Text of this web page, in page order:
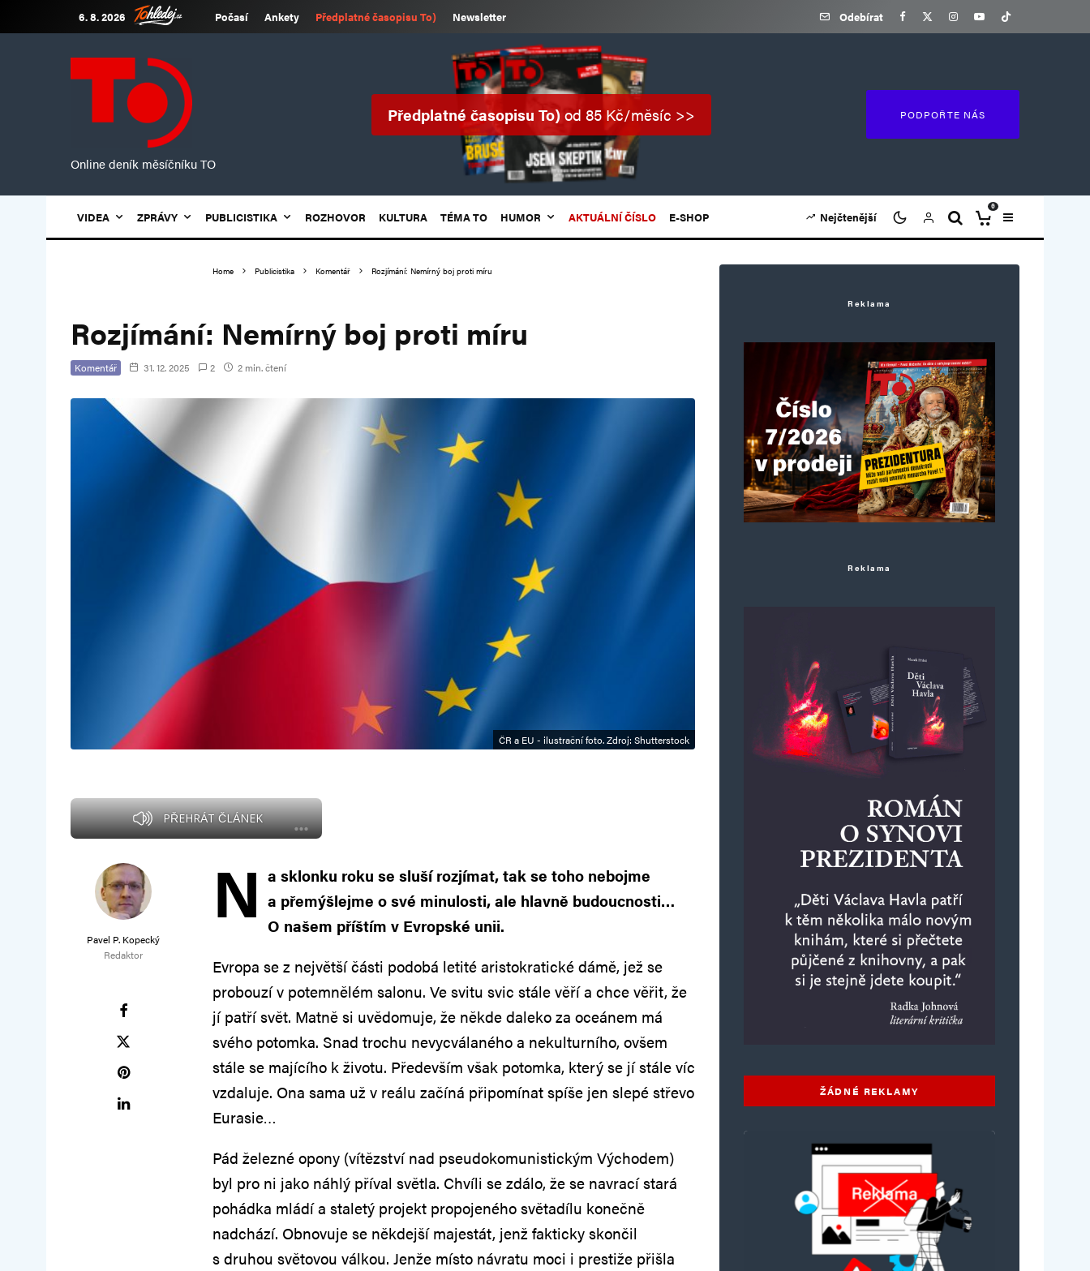
6. 8. 2026 Počasí Ankety Předplatné časopisu To) Newsletter Odebírat
Online deník měsíčníku TO
Předplatné časopisu To)od 85 Kč/měsíc >> PODPOŘTE NÁS
VIDEA ZPRÁVY PUBLICISTIKA ROZHOVOR KULTURA TÉMA TO HUMOR AKTUÁLNÍ ČÍSLO E-SHOP Nejčtenější
0
Home Publicistika Komentář Rozjímání: Nemírný boj proti míru
Rozjímání: Nemírný boj proti míru
Komentář 31. 12. 2025 2 2 min. čtení
ČR a EU - ilustrační foto. Zdroj: Shutterstock
PŘEHRÁT ČLÁNEK
Pavel P. Kopecký
Redaktor
N a sklonku roku se sluší rozjímat, tak se toho nebojme
a přemýšlejme o své minulosti, ale hlavně budoucnosti…
O našem příštím v Evropské unii.
Evropa se z největší části podobá letité aristokratické dámě, jež se
probouzí v potemnělém salonu. Ve svitu svic stále věří a chce věřit, že
jí patří svět. Matně si uvědomuje, že někde daleko za oceánem má
svého potomka. Snad trochu nevycválaného a nekulturního, ovšem
stále se majícího k životu. Především však potomka, který se jí stále víc
vzdaluje. Ona sama už v reálu začíná připomínat spíše jen slepé střevo
Eurasie…
Pád železné opony (vítězství nad pseudokomunistickým Východem)
byl pro ni jako náhlý příval světla. Chvíli se zdálo, že se navrací stará
pohádka mládí a staletý projekt propojeného světadílu konečně
nadchází. Obnovuje se někdejší majestát, jenž fakticky skončil
s druhou světovou válkou. Jenže místo návratu moci i prestiže přišla
Reklama
Reklama
ŽÁDNÉ REKLAMY